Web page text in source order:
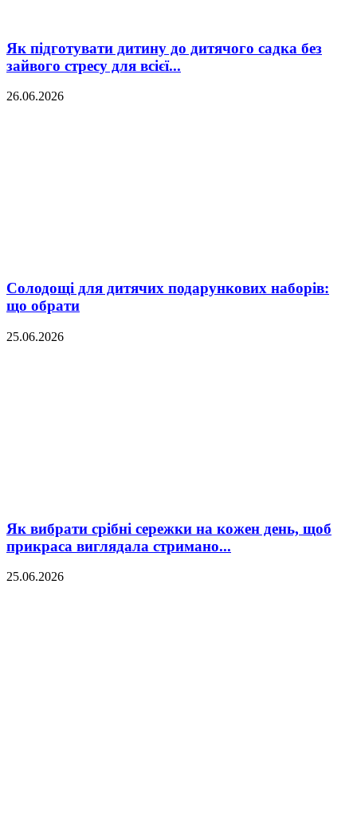
Як підготувати дитину до дитячого садка без
зайвого стресу для всієї...
26.06.2026
Солодощі для дитячих подарункових наборів:
що обрати
25.06.2026
Як вибрати срібні сережки на кожен день, щоб
прикраса виглядала стримано...
25.06.2026